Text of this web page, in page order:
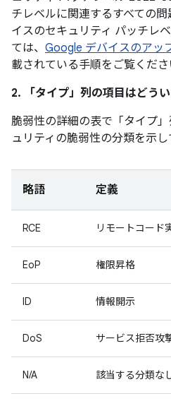
チレベルに関連するすべての
イスのセキュリティ パッチレ
ては、 Google デバイスのアッ
載されている手順をご覧くださ
2. 「タイプ」 列の項目はどう
脆弱性の詳細の表で「タイプ」
ュリティの脆弱性の分類を示し
略語 定義
RCE リモートコード
EoP 権限昇格
ID 情報開示
DoS サービス拒否攻
N/A 該当する分類な